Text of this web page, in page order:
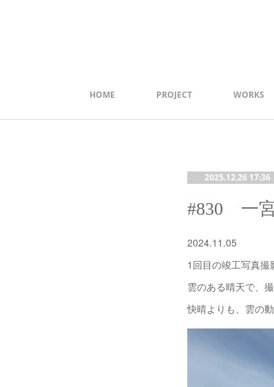
HOME PROJECT WORKS
2025.12.26 17:36
#830 一
2024.11.05
1回目の竣工写真撮
雲のある晴天で、
快晴よりも、雲の